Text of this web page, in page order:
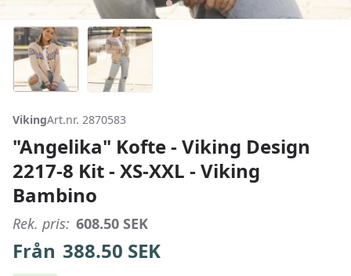
VikingArt.nr. 2870583
"Angelika" Kofte - Viking Design
2217-8 Kit - XS-XXL - Viking
Bambino
Rek. pris: 608.50SEK
Från 388.50 SEK